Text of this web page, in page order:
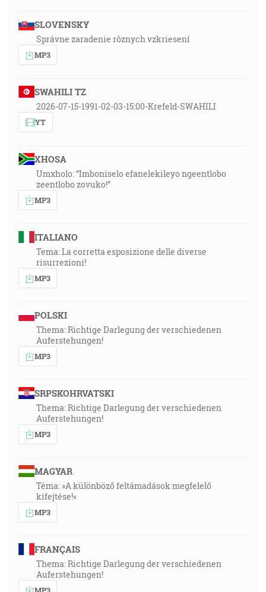
SLOVENSKY
Správne zaradenie rôznych vzkriesení
MP3
SWAHILI TZ
2026-07-15-1991-02-03-15:00-Krefeld-SWAHILI
YT
XHOSA
Umxholo: “Imboniselo efanelekileyo ngeentlobo
zeentlobo zovuko!”
MP3
ITALIANO
Tema: La corretta esposizione delle diverse
risurrezioni!
MP3
POLSKI
Thema: Richtige Darlegung der verschiedenen
Auferstehungen!
MP3
SRPSKOHRVATSKI
Thema: Richtige Darlegung der verschiedenen
Auferstehungen!
MP3
MAGYAR
Téma: »A különböző feltámadások megfelelő
kifejtése!«
MP3
FRANÇAIS
Thema: Richtige Darlegung der verschiedenen
Auferstehungen!